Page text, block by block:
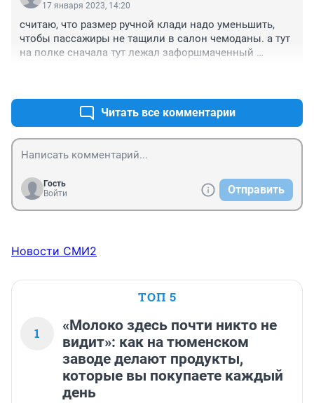
17 января 2023, 14:20
считаю, что размер ручной клади надо уменьшить,
чтобы пассажиры не тащили в салон чемоданы. а тут
на полке сначала тут лежал зафоршмаченный
Читать все комментарии
Гость
Войти
Отправить
Новости СМИ2
ТОП 5
1
«Молоко здесь почти никто не
видит»: как на тюменском
заводе делают продукты,
которые вы покупаете каждый
день